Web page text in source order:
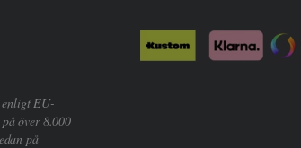
EU-
över 8.000
på